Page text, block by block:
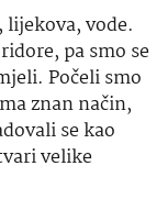
vode.
pa smo se
Počeli smo
znan način,
se kao
velike